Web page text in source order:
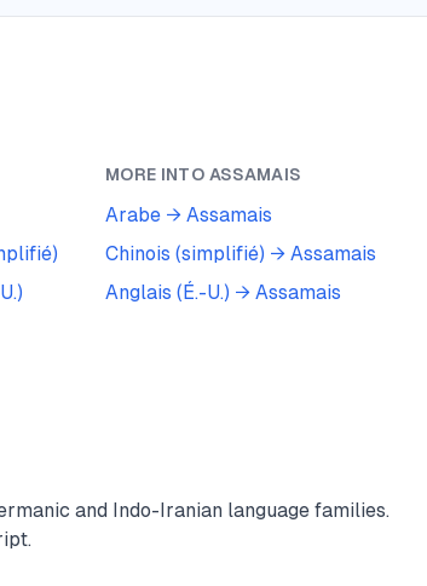
MORE INTO ASSAMAIS
Arabe → Assamais
Chinois (simplifié) → Assamais
Anglais (É.-U.) → Assamais
and Indo-Iranian language families.